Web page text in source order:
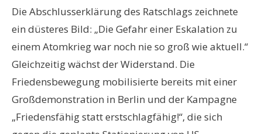
Die Abschlusserklärung des Ratschlags zeichnete
ein düsteres Bild: „Die Gefahr einer Eskalation zu
einem Atomkrieg war noch nie so groß wie aktuell.“
Gleichzeitig wächst der Widerstand. Die
Friedensbewegung mobilisierte bereits mit einer
Großdemonstration in Berlin und der Kampagne
„Friedensfähig statt erstschlagfähig!“, die sich